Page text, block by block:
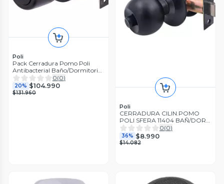
Poli
Pack Cerradura Pomo Poli
Antibacterial Baño/Dormitorio
Negro
0(0)
20% $104.990
$131.960
Poli
CERRADURA CILIN.POMO
POLI SFERA 11404 BAÑ/DOR
NEGR
0(0)
36% $8.990
$14.082